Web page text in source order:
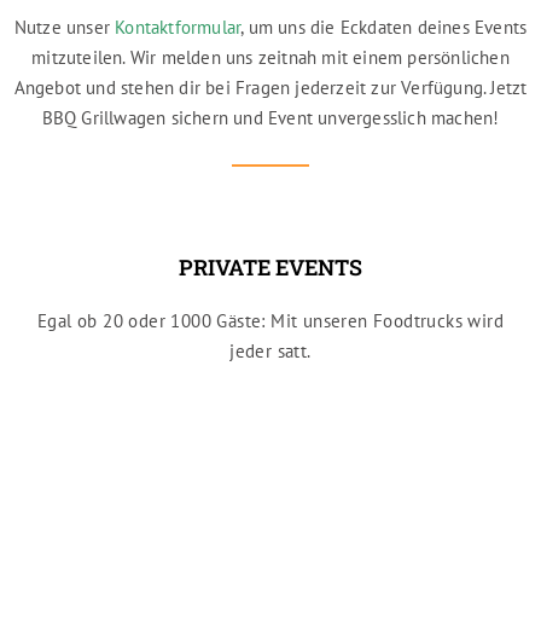
Nutze unser Kontaktformular, um uns die Eckdaten deines Events
mitzuteilen. Wir melden uns zeitnah mit einem persönlichen
Angebot und stehen dir bei Fragen jederzeit zur Verfügung. Jetzt
BBQ Grillwagen sichern und Event unvergesslich machen!
PRIVATE EVENTS
Egal ob 20 oder 1000 Gäste: Mit unseren Foodtrucks wird
jeder satt.